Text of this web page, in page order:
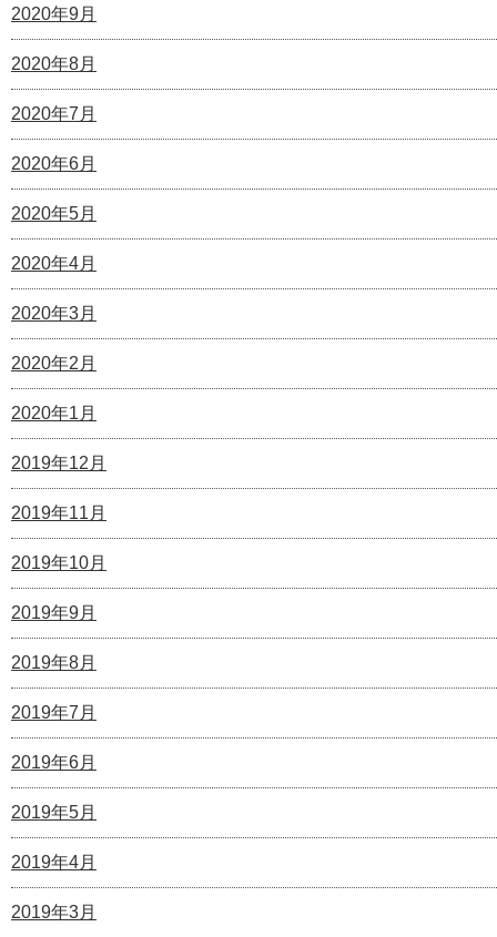
2020年9月
2020年8月
2020年7月
2020年6月
2020年5月
2020年4月
2020年3月
2020年2月
2020年1月
2019年12月
2019年11月
2019年10月
2019年9月
2019年8月
2019年7月
2019年6月
2019年5月
2019年4月
2019年3月